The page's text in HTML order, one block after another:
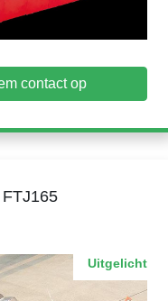
contact op
Uitgelicht